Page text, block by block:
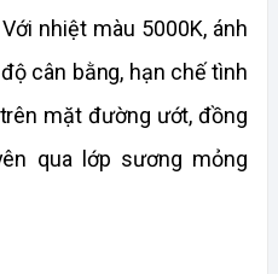
nhiệt màu 5000K, ánh
cân bằng, hạn chế tình
mặt đường ướt, đồng
qua lớp sương mỏng